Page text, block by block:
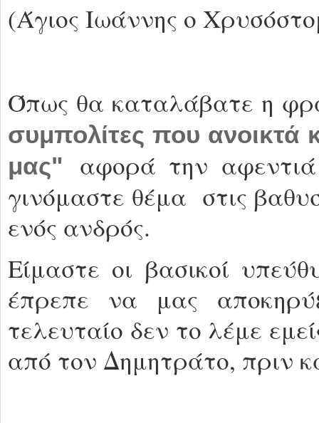
(Άγιος Ιωάννης ο
Όπως θα καταλάβατε η
συμπολίτες που ανοικτά
μας"
αφορά την
γινόμαστε θέμα στις
ενός ανδρός.
Είμαστε οι βασικοί
έπρεπε να μας
τελευταίο δεν το λέμε
από τον Δημητράτο, πριν